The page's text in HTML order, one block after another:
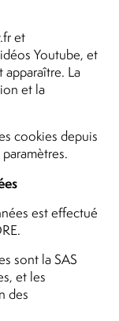
et
Youtube, et
La
et la
cookies depuis
est effectué
sont la SAS
et les
des